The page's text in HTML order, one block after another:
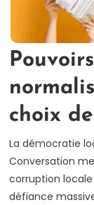
choix
La démocratie
Conversation
corruption
défiance